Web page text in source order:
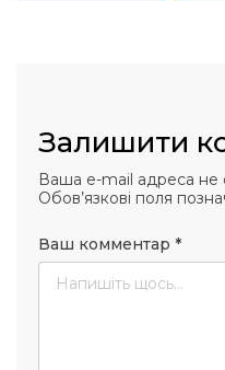
Залишити
Ваша e-mail адреса не
Обов’язкові поля
Ваш комментар *